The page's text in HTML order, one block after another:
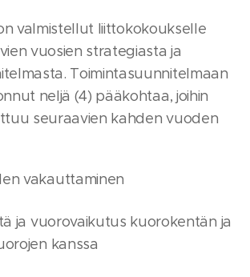
valmistellut liittokokoukselle
vuosien strategiasta ja
Toimintasuunnitelmaan
neljä (4) pääkohtaa, joihin
seuraavien kahden vuoden
vakauttaminen
ja vuorovaikutus kuorokentän ja
kanssa